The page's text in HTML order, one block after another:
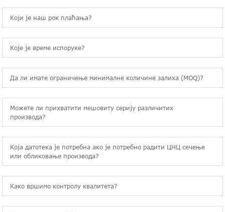
Који је наш рок плаћања?
Које је време испоруке?
Да ли имате ограничење минималне количине залиха (MOQ)?
Можете ли прихватити мешовиту серију различитих
производа?
Која датотека је потребна ако је потребно радити ЦНЦ сечење
или обликовање производа?
Како вршимо контролу квалитета?